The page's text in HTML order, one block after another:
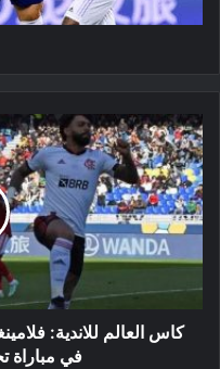
كاس
العالم
للاندية:
فلامينغو
يعود
من
بعيد
ويفوز
على
الاهليكاس العالم للاندية:
في مباراة